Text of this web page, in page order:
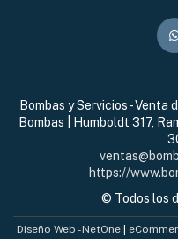
Bombas y Servicios - Venta
Bombas | Humboldt 317,
https://
© Todos los
Diseño Web - NetOne |